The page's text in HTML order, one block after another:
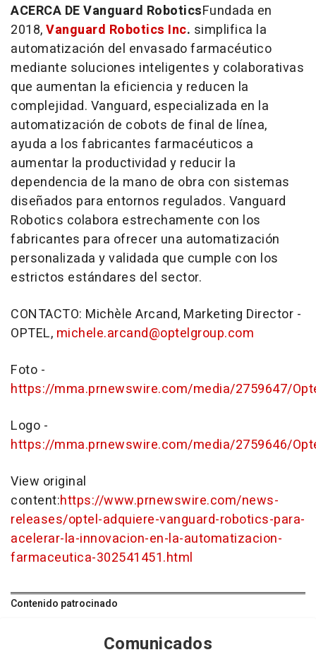
ACERCA DE Vanguard RoboticsFundada en
2018,Vanguard Robotics Inc. simplifica la
automatización del envasado farmacéutico
mediante soluciones inteligentes y colaborativas
que aumentan la eficiencia y reducen la
complejidad. Vanguard, especializada en la
automatización de cobots de final de línea,
ayuda a los fabricantes farmacéuticos a
aumentar la productividad y reducir la
dependencia de la mano de obra con sistemas
diseñados para entornos regulados. Vanguard
Robotics colabora estrechamente con los
fabricantes para ofrecer una automatización
personalizada y validada que cumple con los
estrictos estándares del sector.
CONTACTO: Michèle Arcand, Marketing Director -
OPTEL, michele.arcand@optelgroup.com
Foto -
https://mma.prnewswire.com/media/2759647/
Logo -
https://mma.prnewswire.com/media/2759646/
View original
content:https://www.prnewswire.com/news-
releases/optel-adquiere-vanguard-robotics-para-
acelerar-la-innovacion-en-la-automatizacion-
farmaceutica-302541451.html
Contenido patrocinado
Comunicados